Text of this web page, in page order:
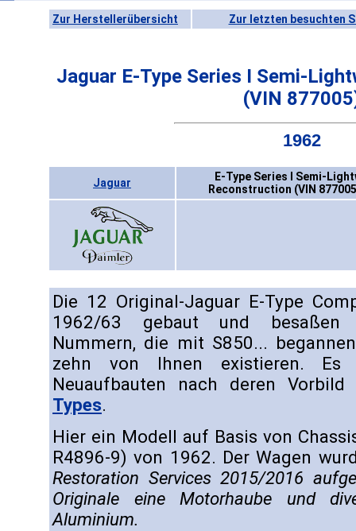
Zur Herstellerübersicht Zur letzten besuchten
Jaguar E-Type Series I Semi-
(VIN
1962
Jaguar
E-Type Series I Semi-
Reconstruction (VIN
Die 12 Original-Jaguar E-Type
1962/63 gebaut und besaßen
Nummern, die mit S850...
zehn von Ihnen existieren.
Neuaufbauten nach deren
Types.
Hier ein Modell auf Basis von
R4896-9) von 1962. Der Wagen
Restoration Services 2015/2016
Originale eine Motorhaube und
Aluminium.